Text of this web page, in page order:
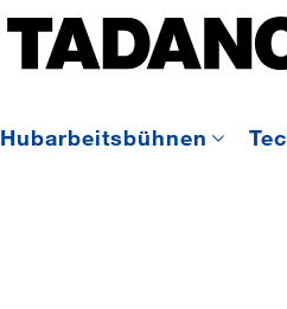
Hubarbeitsbühnen